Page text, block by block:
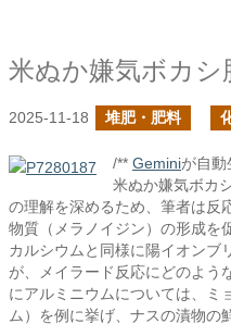
2025-11-18 堆肥・肥料
/** Geminiが自動
米ぬか嫌気ボカ
の理解を深めるため、筆者は反
物質（メラノイジン）の形成を
カルシウムと同様に陽イオンブ
が、メイラード反応にどのよう
にアルミニウムについては、ミ
ム）を例に挙げ、ナスの漬物の